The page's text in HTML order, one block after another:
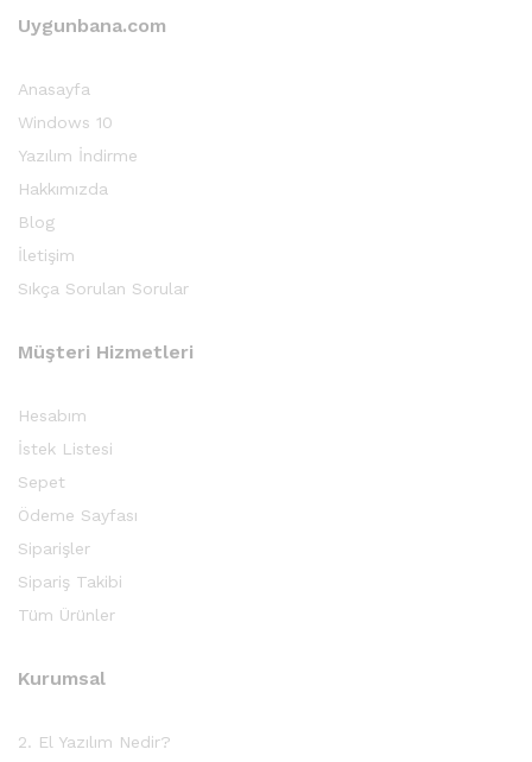
Uygunbana.com
Anasayfa
Windows 10
Yazılım İndirme
Hakkımızda
Blog
İletişim
Sıkça Sorulan Sorular
Müşteri Hizmetleri
Hesabım
İstek Listesi
Sepet
Ödeme Sayfası
Siparişler
Sipariş Takibi
Tüm Ürünler
Kurumsal
2. El Yazılım Nedir?